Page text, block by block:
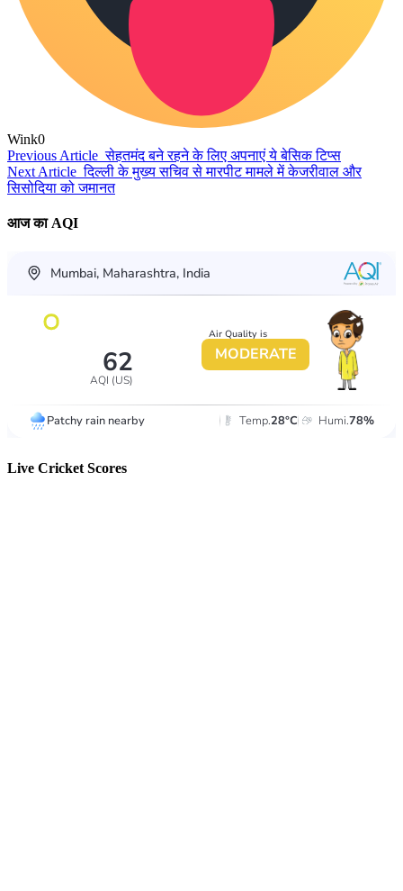
Wink0
Previous Article सेहतमंद बने रहने के लिए अपनाएं ये बेसिक टिप्स
Next Article दिल्ली के मुख्य सचिव से मारपीट मामले में केजरीवाल और
सिसोदिया को जमानत
आज का AQI
Live Cricket Scores